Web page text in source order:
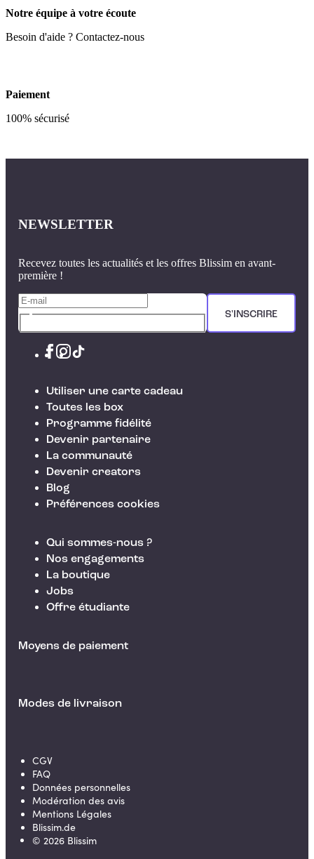
Notre équipe à votre écoute
Besoin d'aide ? Contactez-nous
Paiement
100% sécurisé
NEWSLETTER
Recevez toutes les actualités et les offres Blissim en avant-
première !
S'INSCRIRE
Utiliser une carte cadeau
Toutes les box
Programme fidélité
Devenir partenaire
La communauté
Devenir creators
Blog
Préférences cookies
Qui sommes-nous ?
Nos engagements
La boutique
Jobs
Offre étudiante
Moyens de paiement
Modes de livraison
CGV
FAQ
Données personnelles
Modération des avis
Mentions Légales
Blissim.de
© 2026 Blissim